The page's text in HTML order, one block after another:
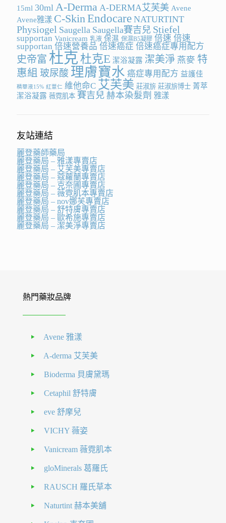
15ml 30ml A-Derma A-DERMA艾芙美 Avene
Avene雅漾 C-SkinEndocare NATURTINT
Physiogel Saugella Saugella賽吉兒 Stiefel
supportan Vanicream 乳液 保濕 保濕B5凝膠 倍速 倍速
supportan 倍速營養品 倍速癌症 倍速癌症專用配方
史帝富 杜克 杜克E 潔浴凝露 潔美淨 燕麥 特
惠組 玻尿酸 理膚寶水 癌症專用配方 益護佳
精華液15% 紅薏仁 維他命C 艾芙美 莊淑旂 莊淑旂博士 菁萃
潔浴凝露 薇霓肌本 賽吉兒 赫本染髮劑 雅漾
友站連結
麗登藥師藥局
麗登藥局 – 雅漾專賣店
麗登藥局 – 艾芙美專賣店
麗登藥局 – 蔻蘿蘭專賣店
麗登藥局 – 克奈圃專賣店
麗登藥局 – 薇霓肌本專賣店
麗登藥局 – nov娜芙專賣店
麗登藥局 – 舒特膚專賣店
麗登藥局 – 歐希施專賣店
麗登藥局 – 潔美淨專賣店
熱門藥妝品牌
Avene 雅漾
A-derma 艾芙美
Bioderma 貝膚黛瑪
Cetaphil 舒特膚
eve 舒摩兒
VICHY 薇姿
Vanicream 薇霓肌本
gloMinerals 葛羅氏
RAUSCH 羅氏草本
Naturtint 赫本美舖